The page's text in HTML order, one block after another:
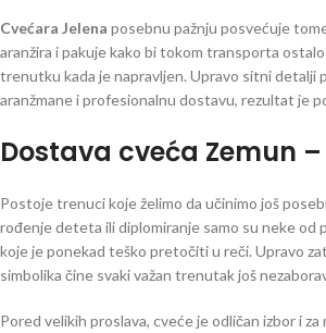
Cvećara Jelena posebnu pažnju posvećuje
aranžira i pakuje kako bi tokom transporta
trenutku kada je napravljen. Upravo sitni detalji
aranžmane i profesionalnu dostavu, rezultat je
Dostava cveća Zemun –
Postoje trenuci koje želimo da učinimo još
rođenje deteta ili diplomiranje samo su neke od
koje je ponekad teško pretočiti u reči. Upravo
simbolika čine svaki važan trenutak još
Pored velikih proslava, cveće je odličan izbor i